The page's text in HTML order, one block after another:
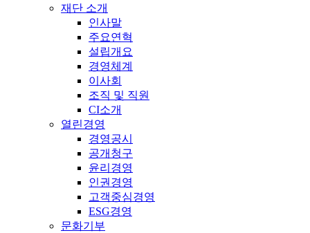
재단 소개
인사말
주요연혁
설립개요
경영체계
이사회
조직 및 직원
CI소개
열린경영
경영공시
공개청구
윤리경영
인권경영
고객중심경영
ESG경영
문화기부